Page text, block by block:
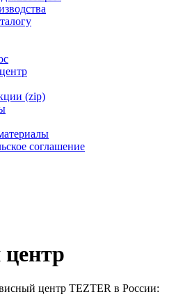
(zip)
соглашение
центр TEZTER в России: